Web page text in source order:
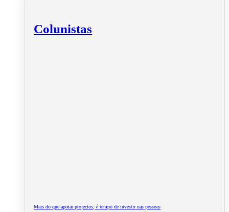
Colunistas
Mais do que apoiar projectos, é tempo de investir nas pessoas